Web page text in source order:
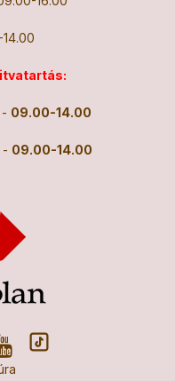
09.00-14.00
- 09.00-14.00